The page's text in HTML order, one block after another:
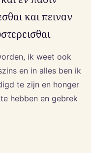
και πειναν
ik weet ook
en in alles ben ik
te zijn en honger
hebben en gebrek